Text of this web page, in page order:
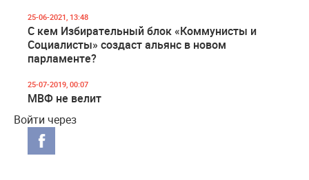
25-06-2021, 13:48
С кем Избирательный блок «Коммунисты и
Социалисты» создаст альянс в новом
парламенте?
25-07-2019, 00:07
МВФ не велит
Войти через